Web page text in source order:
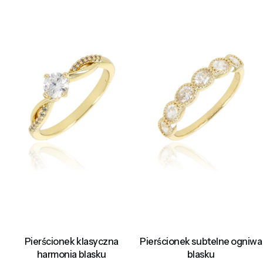
Pierścionek klasyczna
harmonia blasku
Pierścionek subtelne ogniwa
blasku